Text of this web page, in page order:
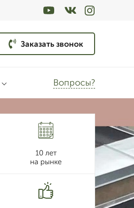
Заказать звонок
Вопросы?
10 лет
на рынке